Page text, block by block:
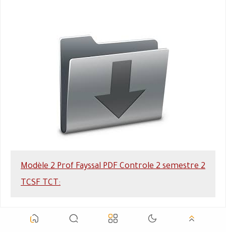
Modèle 2 Prof Fayssal PDF Controle 2 semestre 2
TCSF TCT: